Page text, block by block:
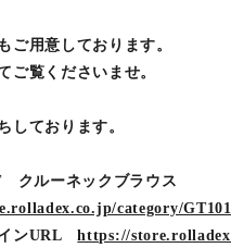
ご用意しております。
ご覧くださいませ。
しております。
クルーネックブラウス
category/
インURLhttps://